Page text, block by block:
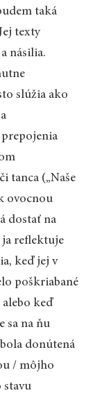
taká
texty
násilia.
slúžia ako
tanca („Naše
ovocnou
dostať na
ja reflektuje
keď jej v
poškriabané
alebo keď
sa na ňu
donútená
/ môjho
stavu